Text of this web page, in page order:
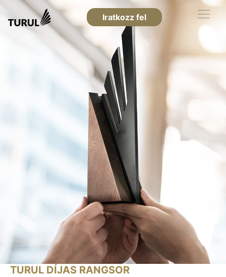
Iratkozz fel
TURUL DÍJAS RANGSOR